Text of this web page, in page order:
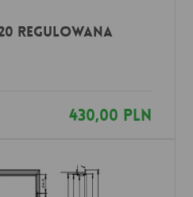
Regulowana
430,00 PLN